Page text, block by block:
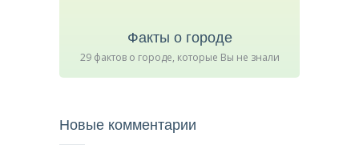
Факты о городе
29 фактов о городе, которые Вы не знали
Новые комментарии